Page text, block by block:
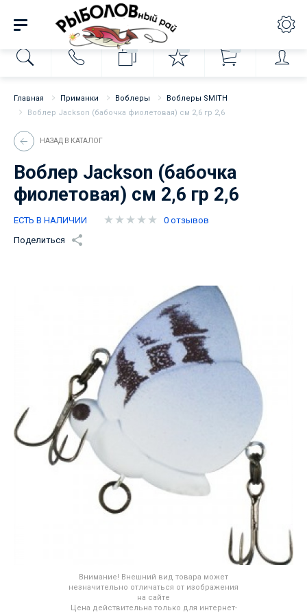
Главная Приманки Воблеры
Воблеры SMITH
Воблер Jackson (бабочка фиолетовая) см 2,6 гр 2,6
НАЗАД В КАТАЛОГ
Воблер Jackson (бабочка
фиолетовая) см 2,6 гр 2,6
ЕСТЬ В НАЛИЧИИ
0 отзывов
Поделиться
Внимание! Внешний вид товара может
незначительно отличаться от изображения
на сайте
Цена действительна только для интернет-